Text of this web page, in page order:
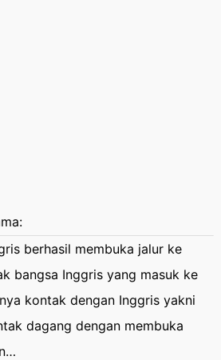
berhasil membuka jalur ke
bangsa Inggris yang masuk ke
kontak dengan Inggris yakni
dagang dengan membuka